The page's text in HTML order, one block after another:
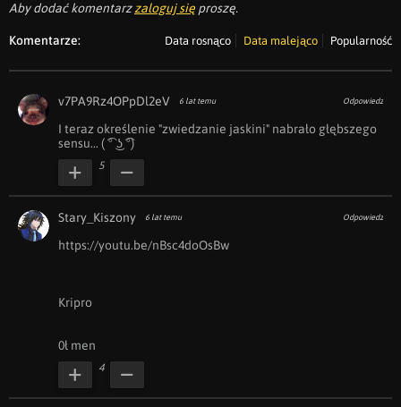
Aby dodać komentarzzaloguj się proszę.
Komentarze: Data rosnąco Data malejąco Popularność
v7PA9Rz4OPpDl2eV 6 lat temu Odpowiedz
I teraz określenie "zwiedzanie jaskini" nabrało głębszego
sensu... ( ͡° ͜ʖ ͡°)
5
Stary_Kiszony 6 lat temu Odpowiedz
https://youtu.be/nBsc4doOsBw
Kripro
0ł men
4